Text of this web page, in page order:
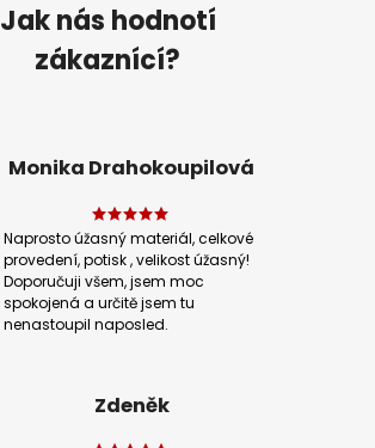
Jak nás hodnotí
zákaznící?
Monika Drahokoupilová
Naprosto úžasný materiál, celkové
provedení, potisk , velikost úžasný!
Doporučuji všem, jsem moc
spokojená a určitě jsem tu
nenastoupil naposled.
Zdeněk